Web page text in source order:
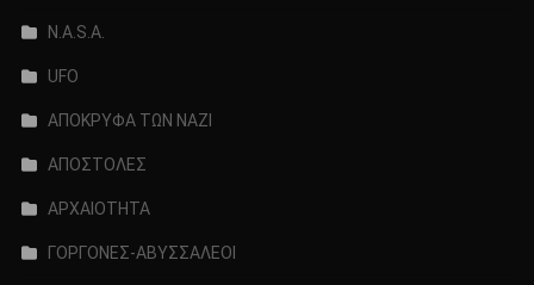
N.A.S.A.
UFO
ΑΠΟΚΡΥΦΑ ΤΩΝ ΝΑΖΙ
ΑΠΟΣΤΟΛΕΣ
ΑΡΧΑΙΟΤΗΤΑ
ΓΟΡΓΟΝΕΣ-ΑΒΥΣΣΑΛΕΟΙ